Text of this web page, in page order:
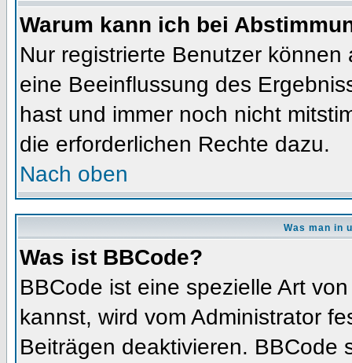
Warum kann ich bei
Nur registrierte Benutzer
eine Beeinflussung des
hast und immer noch nicht
die erforderlichen Rechte dazu.
Nach oben
Was man in
Was ist BBCode?
BBCode ist eine spezielle Art
kannst, wird vom Administrator
Beiträgen deaktivieren. BBCode